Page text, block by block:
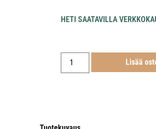
HETI SAATAVILLA
Lisää